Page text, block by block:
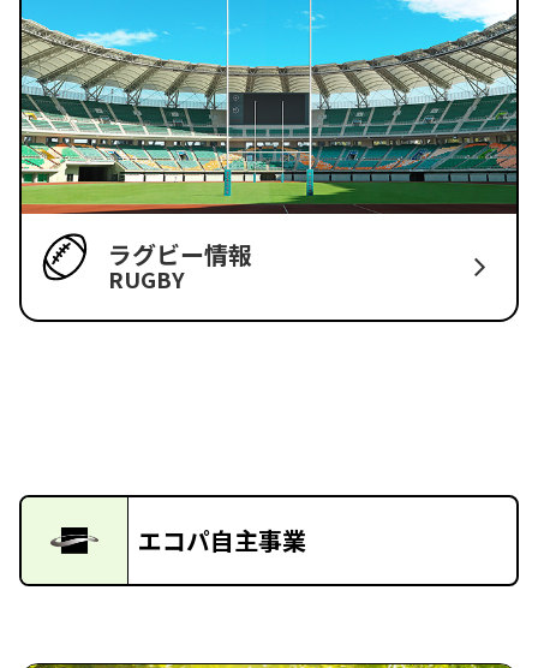
ラグビー情報
RUGBY
エコパ自主事業